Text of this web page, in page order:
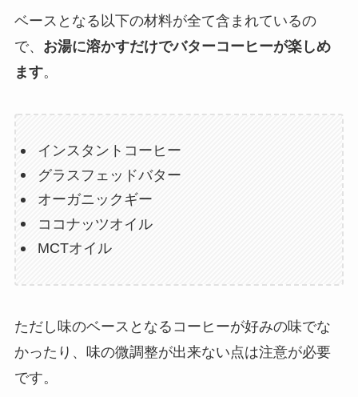
ベースとなる以下の材料が全て含まれているの
で、 お湯に溶かすだけでバターコーヒーが楽しめ
ます。
インスタントコーヒー
グラスフェッドバター
オーガニックギー
ココナッツオイル
MCTオイル
ただし味のベースとなるコーヒーが好みの味でな
かったり、味の微調整が出来ない点は注意が必要
です。